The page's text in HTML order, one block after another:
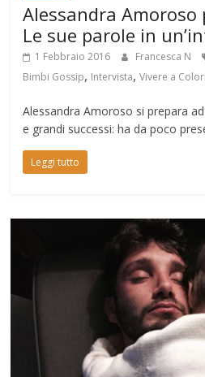
Alessandra Amoroso
Le sue parole in
1 Febbraio 2016 Francesca N
Bimbi Gossip, Intervista,Vivere a Colori
Alessandra Amoroso si prepara
e grandi successi: ha da poco
Leggi tutto